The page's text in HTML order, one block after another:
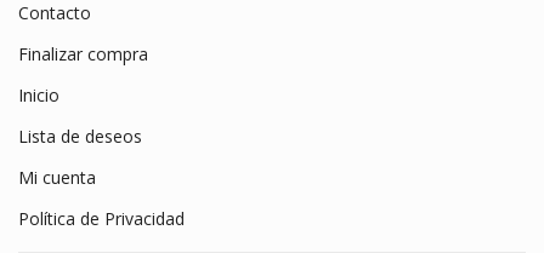
Contacto
Finalizar compra
Inicio
Lista de deseos
Mi cuenta
Política de Privacidad